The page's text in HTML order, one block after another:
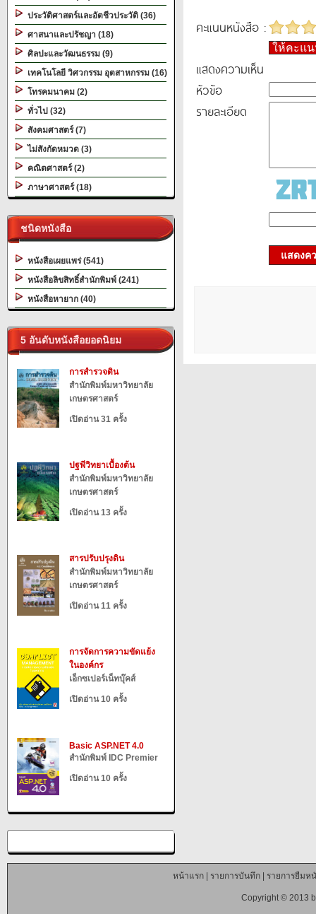
ประวัติศาสตร์และอัตชีวประวัติ (36)
ศาสนาและปรัชญา (18)
ศิลปะและวัฒนธรรม (9)
เทคโนโลยี วิศวกรรม อุตสาหกรรม (16)
โทรคมนาคม (2)
ทั่วไป (32)
สังคมศาสตร์ (7)
ไม่สังกัดหมวด (3)
คณิตศาสตร์ (2)
ภาษาศาสตร์ (18)
ชนิดหนังสือ
หนังสือเผยแพร่ (541)
หนังสือลิขสิทธิ์สำนักพิมพ์ (241)
หนังสือหายาก (40)
5 อันดับหนังสือยอดนิยม
การสำรวจดิน
สำนักพิมพ์มหาวิทยาลัย
เกษตรศาสตร์
เปิดอ่าน 31 ครั้ง
ปฐพีวิทยาเบื้องต้น
สำนักพิมพ์มหาวิทยาลัย
เกษตรศาสตร์
เปิดอ่าน 13 ครั้ง
สารปรับปรุงดิน
สำนักพิมพ์มหาวิทยาลัย
เกษตรศาสตร์
เปิดอ่าน 11 ครั้ง
การจัดการความขัดแย้ง
ในองค์กร
เอ็กซเปอร์เน็ทบุ๊คส์
เปิดอ่าน 10 ครั้ง
Basic ASP.NET 4.0
สำนักพิมพ์ IDC Premier
เปิดอ่าน 10 ครั้ง
คะแนนหนังสือ :
ให้คะแ
แสดงความเห็น
หัวข้อ
รายละเอียด
แสดงค
หน้าแรก| รายการบันทึก| รายการยืมห
Copyright © 2013